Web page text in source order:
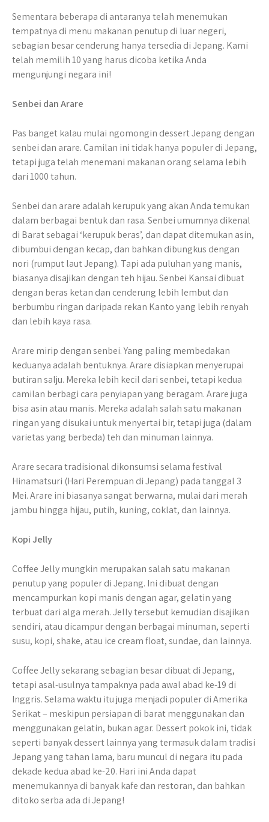
Sementara beberapa di antaranya telah menemukan
tempatnya di menu makanan penutup di luar negeri,
sebagian besar cenderung hanya tersedia di Jepang. Kami
telah memilih 10 yang harus dicoba ketika Anda
mengunjungi negara ini!
Senbei dan Arare
Pas banget kalau mulai ngomongin dessert Jepang dengan
senbei dan arare. Camilan ini tidak hanya populer di Jepang,
tetapi juga telah menemani makanan orang selama lebih
dari 1000 tahun.
Senbei dan arare adalah kerupuk yang akan Anda temukan
dalam berbagai bentuk dan rasa. Senbei umumnya dikenal
di Barat sebagai ‘kerupuk beras’, dan dapat ditemukan asin,
dibumbui dengan kecap, dan bahkan dibungkus dengan
nori (rumput laut Jepang). Tapi ada puluhan yang manis,
biasanya disajikan dengan teh hijau. Senbei Kansai dibuat
dengan beras ketan dan cenderung lebih lembut dan
berbumbu ringan daripada rekan Kanto yang lebih renyah
dan lebih kaya rasa.
Arare mirip dengan senbei. Yang paling membedakan
keduanya adalah bentuknya. Arare disiapkan menyerupai
butiran salju. Mereka lebih kecil dari senbei, tetapi kedua
camilan berbagi cara penyiapan yang beragam. Arare juga
bisa asin atau manis. Mereka adalah salah satu makanan
ringan yang disukai untuk menyertai bir, tetapi juga (dalam
varietas yang berbeda) teh dan minuman lainnya.
Arare secara tradisional dikonsumsi selama festival
Hinamatsuri (Hari Perempuan di Jepang) pada tanggal 3
Mei. Arare ini biasanya sangat berwarna, mulai dari merah
jambu hingga hijau, putih, kuning, coklat, dan lainnya.
Kopi Jelly
Coffee Jelly mungkin merupakan salah satu makanan
penutup yang populer di Jepang. Ini dibuat dengan
mencampurkan kopi manis dengan agar, gelatin yang
terbuat dari alga merah. Jelly tersebut kemudian disajikan
sendiri, atau dicampur dengan berbagai minuman, seperti
susu, kopi, shake, atau ice cream float, sundae, dan lainnya.
Coffee Jelly sekarang sebagian besar dibuat di Jepang,
tetapi asal-usulnya tampaknya pada awal abad ke-19 di
Inggris. Selama waktu itu juga menjadi populer di Amerika
Serikat – meskipun persiapan di barat menggunakan dan
menggunakan gelatin, bukan agar. Dessert pokok ini, tidak
seperti banyak dessert lainnya yang termasuk dalam tradisi
Jepang yang tahan lama, baru muncul di negara itu pada
dekade kedua abad ke-20. Hari ini Anda dapat
menemukannya di banyak kafe dan restoran, dan bahkan
ditoko serba ada di Jepang!